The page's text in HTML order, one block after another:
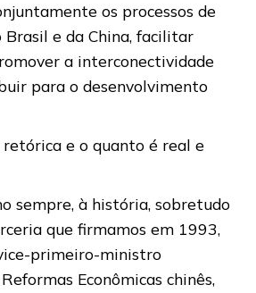
os processos de
Brasil e da China, facilitar
a interconectividade
para o desenvolvimento
e o quanto é real e
sempre, à história, sobretudo
que firmamos em 1993,
primeiro-ministro
Econômicas chinês,